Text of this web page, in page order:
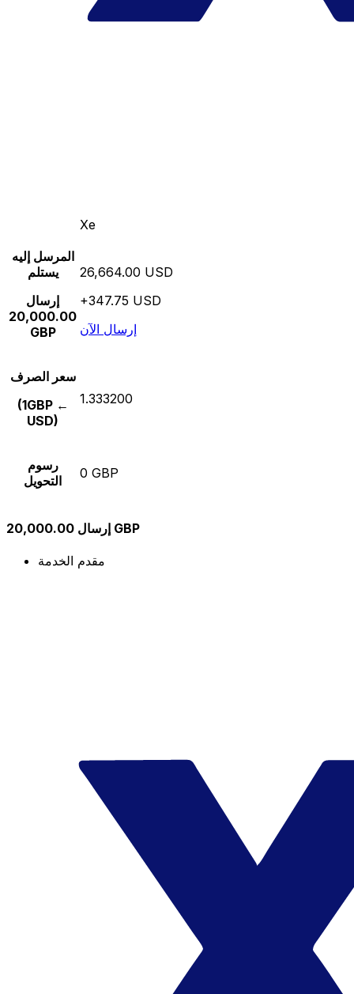
Xe
المرسل إليه
يستلم
إرسال
20,000.00
GBP
26,664.00 USD
+347.75 USD
إرسال الآن
سعر الصرف
(1GBP ←
USD)
1.333200
رسوم
التحويل
0 GBP
إرسال 20,000.00 GBP
مقدم الخدمة